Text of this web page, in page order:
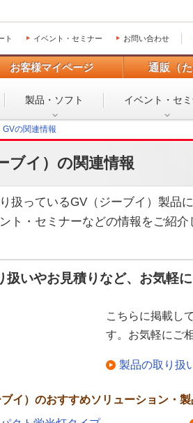
ト イベント・セミナー お問い合わせ
お客様マイページ 通販（
製品・ソフト イベント・ セ
GVの関連情報
ブイ）の関連情報
扱っているGV（ジーブイ）製品
ト・セミナーなどの情報をご紹介
扱いやお見積りなど、お気軽
こちらに掲載し
す。お気軽にご
製品の取り扱
イ）のおすすめソリューション・製